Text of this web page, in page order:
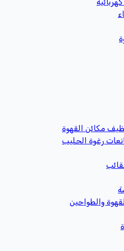
مكائن القهوة
رغوة الحليب
والطواحين